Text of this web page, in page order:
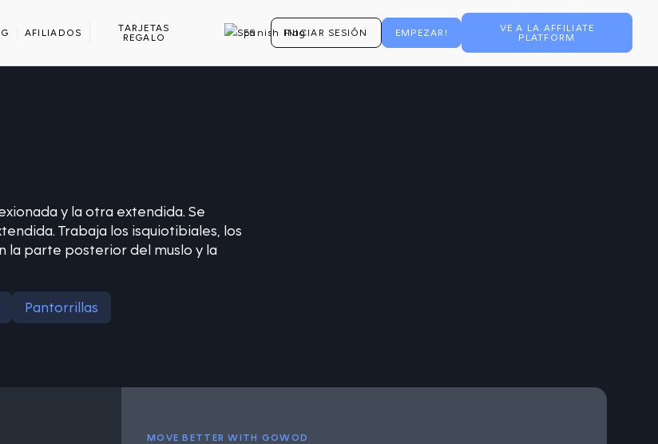
AFILIADOS
TARJETAS
REGALO
ES INICIAR SESIÓN EMPEZAR!
VE A LA AFFILIATE
PLATFORM
y la otra extendida. Se
Trabaja los isquiotibiales, los
la parte posterior del muslo y la
Pantorrillas
MOVE BETTER WITH GOWOD